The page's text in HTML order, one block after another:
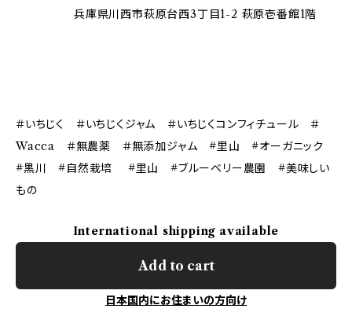
兵庫県川西市萩原台西3丁目1-2 萩原壱番館1階
＃いちじく ＃いちじくジャム ＃いちじくコンフィチュール ＃
Wacca ＃無農薬 ＃無添加ジャム #里山 #オーガニック
#黒川 #自然栽培 #里山 #ブルーベリー農園 #美味しい
もの
International shipping available
Add to cart
日本国内にお住まいの方向け